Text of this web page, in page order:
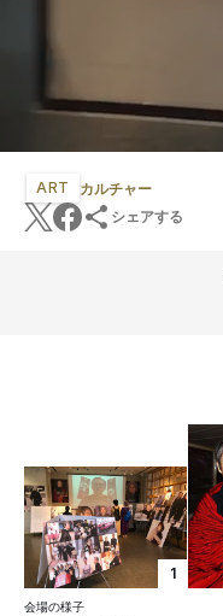
ART
カルチャー
シェアする
1
会場の様子